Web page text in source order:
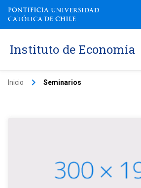
Instituto de Economía
Inicio keyboard_arrow_right Seminarios